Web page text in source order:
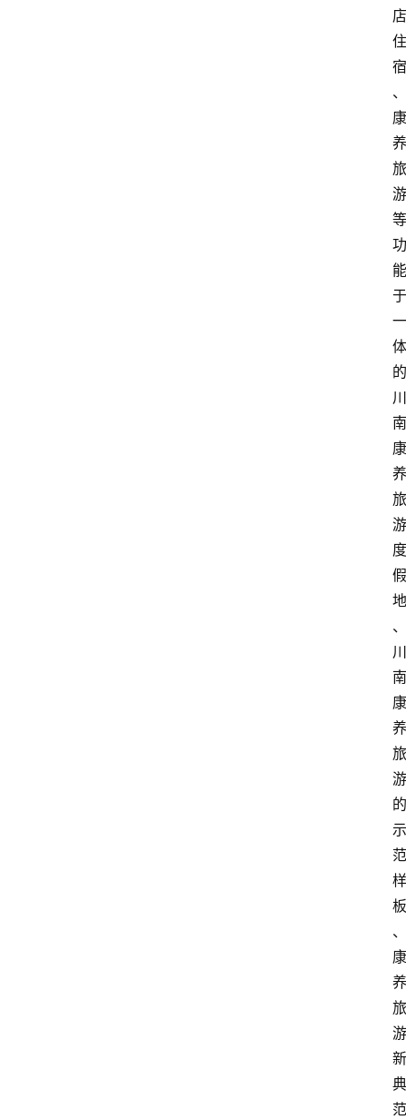
店
住
宿
、
康
养
旅
游
等
功
能
于
一
体
的
川
南
康
养
旅
游
度
假
地
、
川
南
康
养
旅
游
的
示
范
样
板
、
康
养
旅
游
新
典
范